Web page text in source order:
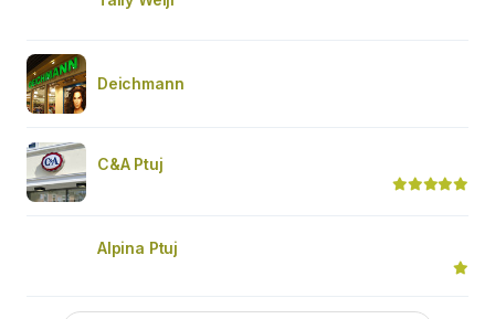
Deichmann
C&A Ptuj
Alpina Ptuj